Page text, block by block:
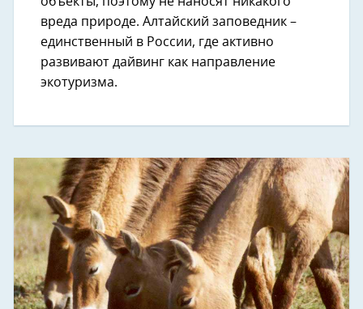
вреда природе. Алтайский заповедник –
единственный в России, где активно
развивают дайвинг как направление
экотуризма.